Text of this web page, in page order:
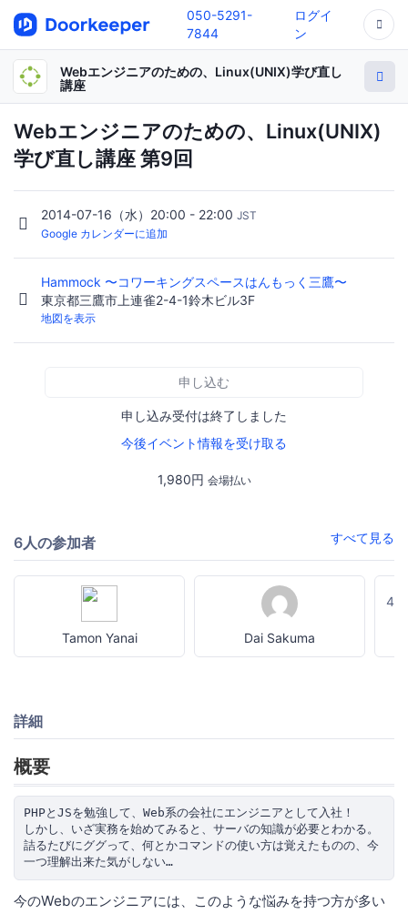
050-5291-
7844
ログイ
ン
Webエンジニアのための、Linux(UNIX)学び直し
講座
Webエンジニアのための、Linux(UNIX)
学び直し講座 第9回
2014-07-16（水）20:00 - 22:00 JST
Google カレンダーに追加
Hammock 〜コワーキングスペースはんもっく三鷹〜
東京都三鷹市上連雀2-4-1鈴木ビル3F
地図を表示
申し込む
申し込み受付は終了しました
今後イベント情報を受け取る
1,980円 会場払い
6人の参加者 すべて見る
Tamon Yanai Dai Sakuma
4
詳細
概要
PHPとJSを勉強して、Web系の会社にエンジニアとして入社！
しかし、いざ実務を始めてみると、サーバの知識が必要とわかる。
詰るたびにググって、何とかコマンドの使い方は覚えたものの、今
一つ理解出来た気がしない…
今のWebのエンジニアには、このような悩みを持つ方が多い